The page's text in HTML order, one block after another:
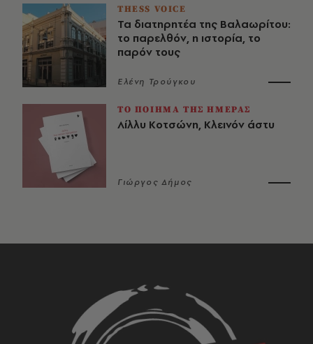
THESS VOICE
Τα διατηρητέα της Βαλαωρίτου:
το παρελθόν, η ιστορία, το
παρόν τους
Ελένη Τρούγκου
ΤΟ ΠΟΙΗΜΑ ΤΗΣ ΗΜΕΡΑΣ
Λίλλυ Κοτσώνη, Κλεινόν άστυ
Γιώργος Δήμος